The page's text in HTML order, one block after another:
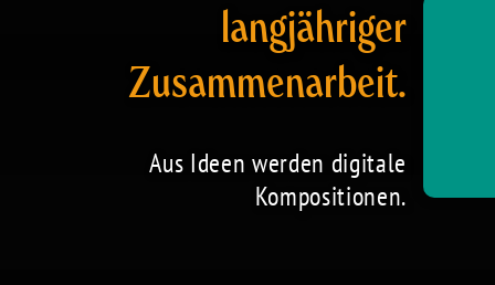
langjähriger
Zusammenarbeit.
Aus Ideen werden digitale
Kompositionen.